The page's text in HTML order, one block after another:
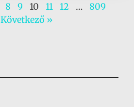
8 9 10 11 12 …
809
Következő »